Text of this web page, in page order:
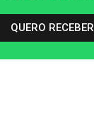
QUERO RECEBER